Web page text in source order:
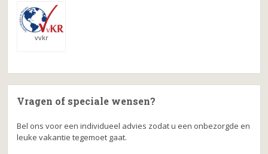
vvkr
Vragen of speciale wensen?
Bel ons voor een individueel advies zodat u een onbezorgde en
leuke vakantie tegemoet gaat.